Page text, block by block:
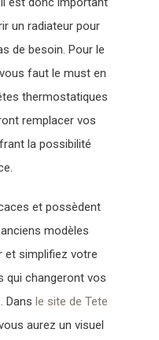
un radiateur pour
de besoin. Pour le
faut le must en
thermostatiques
remplacer vos
la possibilité
et possèdent
modèles
et simplifiez votre
qui changeront vos
Dans le site de Tete
aurez un visuel